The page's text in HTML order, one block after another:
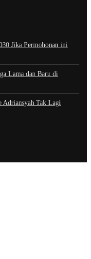
Jika Permohonan ini
Lama dan Baru di
Adriansyah Tak Lagi